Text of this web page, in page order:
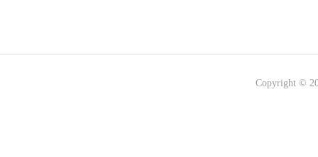
Copyright ©